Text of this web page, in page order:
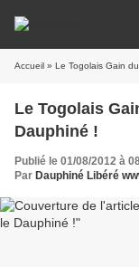
Accueil » Le Togolais Gain
Le Togolais
Dauphiné !
Publié le 01/08/2012 à
Par Dauphiné Libéré